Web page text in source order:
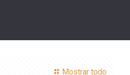
Mostrar todo